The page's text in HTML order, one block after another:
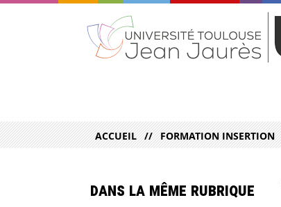
ACCUEIL FORMATION INSERTION
Dans la même rubrique